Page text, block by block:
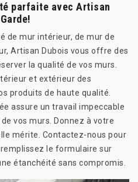
parfaite avec Artisan
de mur intérieur, de mur de
Artisan Dubois vous offre des
la qualité de vos murs.
et extérieur des
produits de haute qualité.
assure un travail impeccable
vos murs. Donnez à votre
mérite. Contactez-nous pour
le formulaire sur
étanchéité sans compromis.